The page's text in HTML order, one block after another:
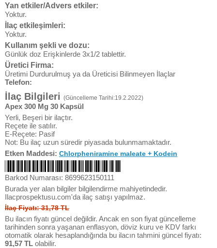
Yan etkiler/Advers etkiler:
Yoktur.
İlaç etkileşimleri:
Yoktur.
Kullanım şekli ve dozu:
Günlük doz Erişkinlerde 3x1/2 tablettir.
Üretici Firma:
Üretimi Durdurulmuş ya da Üreticisi Bilinmeyen İlaçlar
Telefon:
İlaç Bilgileri (Güncelleme Tarihi:19.2.2022)
Apex 300 Mg 30 Kapsül
Yerli, Beşeri bir ilaçtır.
Reçete ile satılır.
E-Reçete: Pasif
Not: Bu ilaç uzun süredir piyasada bulunmamaktadır.
Etken Maddesi: Chlorpheniramine maleate + Kodein
Barkod Numarası: 8699623150111
Burada yer alan bilgiler bilgilendirme mahiyetindedir.
Ilacprospektusu.com'da ilaç satışı yapılmaz.
İlaç Fiyatı: 31,78 TL
Bu ilacın fiyatı güncel değildir. Ancak en son fiyat güncelleme
tarihinden sonra yaşanan enflasyon, döviz kuru ve KDV farkı
otomatik olarak hesaplandığında bu ilacın tahmini güncel fiyatı:
91,57 TL olabilir.